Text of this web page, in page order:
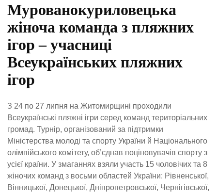
Мурованокуриловецька
жіноча команда з пляжних
ігор – учасниці
Всеукраїнських пляжних
ігор
З 24 по 27 липня на Житомирщині проходили
Всеукраїнські пляжні ігри серед команд територіальних
громад. Турнір, організований за підтримки
Міністерства молоді та спорту України й Національного
олімпійського комітету, об’єднав поціновувачів спорту з
усієї країни. У змаганнях взяли участь 15 чоловічих та 8
жіночих команд з восьми областей України: Рівненської,
Вінницької, Донецької, Дніпропетровської, Чернігівської,